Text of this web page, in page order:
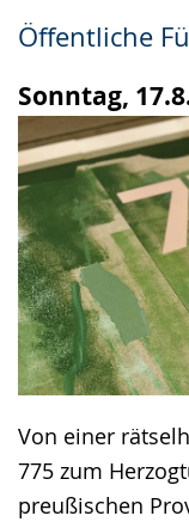
Öffentliche
Sonntag,
Von einer
775 zum
preußischen
simple
language.
support.
will
open
up
presenting
the
text
in
sign
language.